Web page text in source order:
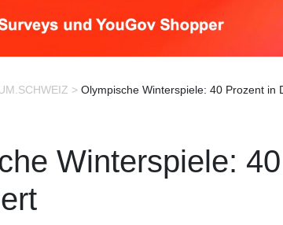
> Olympische Winterspiele: 40 Prozent in
Winterspiele: